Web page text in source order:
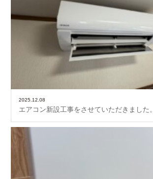
2025.12.08
エアコン新設工事をさせていただきました。